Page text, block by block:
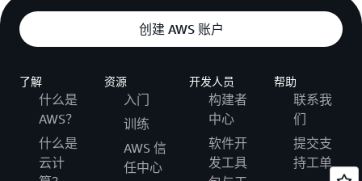
创建 AWS 账户
了解
什么是
AWS？
什么是
云计
资源
入门
训练
AWS 信
任中心
开发人员
构建者
中心
软件开
发工具
帮助
联系我
们
提交支
持工单